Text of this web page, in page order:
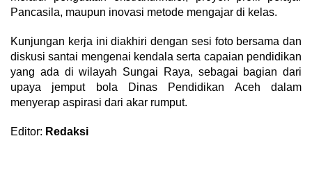
Pancasila, maupun inovasi metode mengajar di kelas.
Kunjungan kerja ini diakhiri dengan sesi foto bersama dan
diskusi santai mengenai kendala serta capaian pendidikan
yang ada di wilayah Sungai Raya, sebagai bagian dari
upaya jemput bola Dinas Pendidikan Aceh dalam
menyerap aspirasi dari akar rumput.
Editor: Redaksi